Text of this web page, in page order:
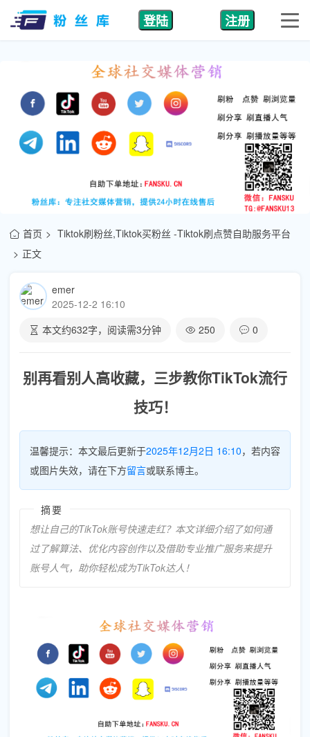
登陆 注册
首页
Tiktok刷粉丝,Tiktok买粉丝 -Tiktok刷点赞自助服务平台
正文
emer
2025-12-2 16:10
本文约632字，阅读需3分钟 250 0
别再看别人高收藏，三步教你TikTok流行
技巧！
温馨提示：本文最后更新于2025年12月2日 16:10，若内容
或图片失效，请在下方留言或联系博主。
摘要
想让自己的TikTok账号快速走红？本文详细介绍了如何通
过了解算法、优化内容创作以及借助专业推广服务来提升
账号人气，助你轻松成为TikTok达人！